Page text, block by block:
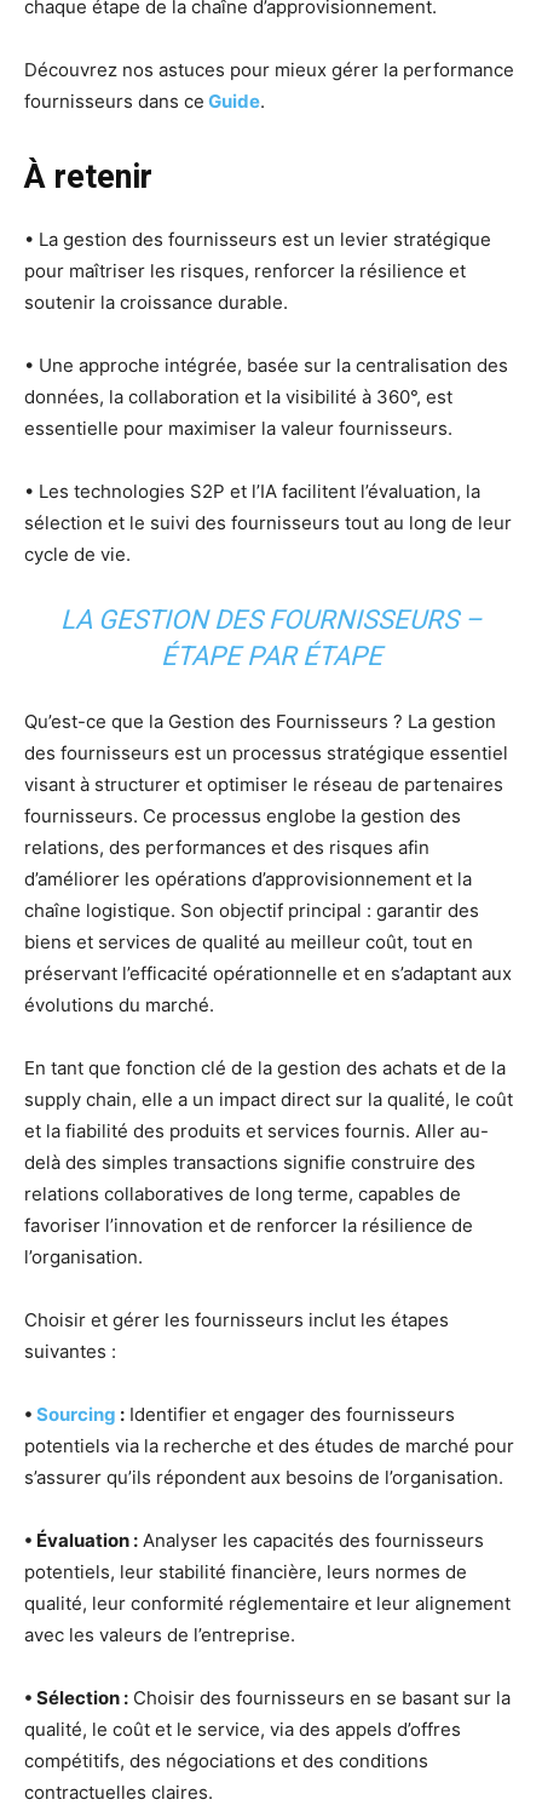
chaque étape de la chaîne d’approvisionnement.
Découvrez nos astuces pour mieux gérer la performance
fournisseurs dans ce Guide.
À retenir
• La gestion des fournisseurs est un levier stratégique
pour maîtriser les risques, renforcer la résilience et
soutenir la croissance durable.
• Une approche intégrée, basée sur la centralisation des
données, la collaboration et la visibilité à 360°, est
essentielle pour maximiser la valeur fournisseurs.
• Les technologies S2P et l’IA facilitent l’évaluation, la
sélection et le suivi des fournisseurs tout au long de leur
cycle de vie.
LA GESTION DES FOURNISSEURS –
ÉTAPE PAR ÉTAPE
Qu’est-ce que la Gestion des Fournisseurs ? La gestion
des fournisseurs est un processus stratégique essentiel
visant à structurer et optimiser le réseau de partenaires
fournisseurs. Ce processus englobe la gestion des
relations, des performances et des risques afin
d’améliorer les opérations d’approvisionnement et la
chaîne logistique. Son objectif principal : garantir des
biens et services de qualité au meilleur coût, tout en
préservant l’efficacité opérationnelle et en s’adaptant aux
évolutions du marché.
En tant que fonction clé de la gestion des achats et de la
supply chain, elle a un impact direct sur la qualité, le coût
et la fiabilité des produits et services fournis. Aller au-
delà des simples transactions signifie construire des
relations collaboratives de long terme, capables de
favoriser l’innovation et de renforcer la résilience de
l’organisation.
Choisir et gérer les fournisseurs inclut les étapes
suivantes :
• Sourcing : Identifier et engager des fournisseurs
potentiels via la recherche et des études de marché pour
s’assurer qu’ils répondent aux besoins de l’organisation.
• Évaluation : Analyser les capacités des fournisseurs
potentiels, leur stabilité financière, leurs normes de
qualité, leur conformité réglementaire et leur alignement
avec les valeurs de l’entreprise.
• Sélection : Choisir des fournisseurs en se basant sur la
qualité, le coût et le service, via des appels d’offres
compétitifs, des négociations et des conditions
contractuelles claires.